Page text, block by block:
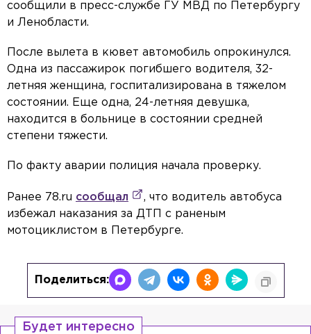
сообщили в пресс-службе ГУ МВД по Петербургу
и Ленобласти.
После вылета в кювет автомобиль опрокинулся.
Одна из пассажирок погибшего водителя, 32-
летняя женщина, госпитализирована в тяжелом
состоянии. Еще одна, 24-летняя девушка,
находится в больнице в состоянии средней
степени тяжести.
По факту аварии полиция начала проверку.
Ранее 78.ru сообщал
, что водитель автобуса
избежал наказания за ДТП с раненым
мотоциклистом в Петербурге.
Поделиться:
Будет интересно